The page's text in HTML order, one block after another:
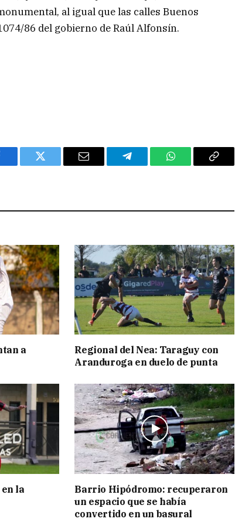
al igual que las calles Buenos
86 del gobierno de Raúl Alfonsín.
Twitter Email Telegram WhatsAppCopy
a
Regional del Nea: Taraguy con
Aranduroga en duelo de punta
la
Barrio Hipódromo: recuperaron
un espacio que se había
convertido en un basural